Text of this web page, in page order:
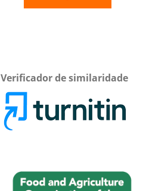
Verificador de similaridade